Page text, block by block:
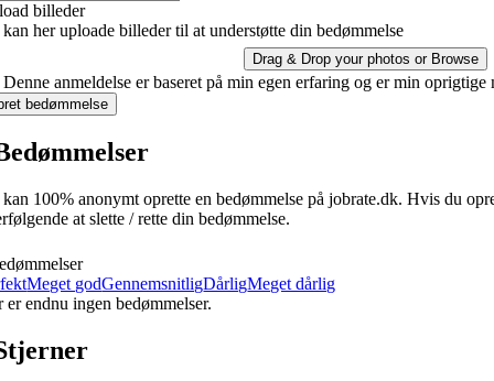
billeder
her uploade billeder til at understøtte din bedømmelse
Drag & Drop your photos or Browse
Denne anmeldelse er baseret på min egen erfaring og er min oprigtige
bedømmelse
100% anonymt oprette en bedømmelse på jobrate.dk. Hvis du
at slette / rette din bedømmelse.
Meget godGennemsnitligDårligMeget dårlig
er endnu ingen bedømmelser.